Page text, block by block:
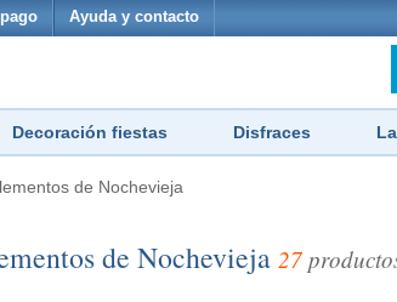
Ayuda y contacto
Decoración fiestas Disfraces
de Nochevieja
de Nochevieja 27